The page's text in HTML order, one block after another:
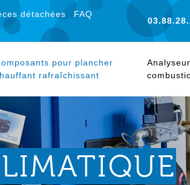
détachées
FAQ
pour plancher
rafraîchissant